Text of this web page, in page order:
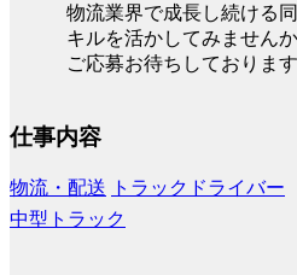
物流業界で成長し続ける
キルを活かしてみません
ご応募お待ちしております
仕事内容
物流・配送
トラックドライバー
中型トラック